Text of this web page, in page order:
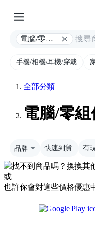
電腦/零組
戲
手機/相機/耳機/穿戴
全部分類
電腦/零
品牌 快速到貨 有
找不到商品嗎？換換其
或
也許你會對這些價格優惠